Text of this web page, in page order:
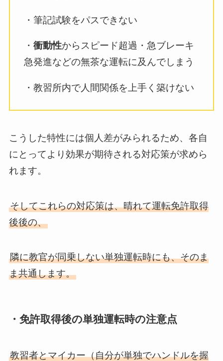
・筆記試験をパスできない
・衝動性からスピード超過・急ブレーキ
急発進などの無茶な運転に及んでしまう
・教習所内で人間関係を上手く築けない
こうした特性には個人差がみられるため、各自
にとってより効果が期待される対応策が求めら
れます。
そしてこれらの対応策は、晴れて運転免許取得
後後の、
隣に教官が同乗しない単独運転時にも、そのま
ま共通します。
・免許取得後の単独運転時の注意点
教習者とマイカー（自分が単独でハンドルを握